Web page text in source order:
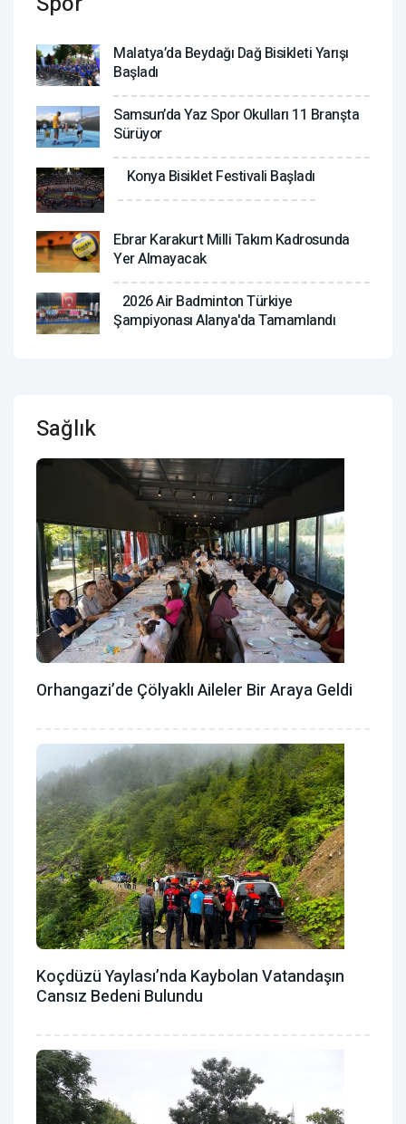
Malatya’da Beydağı Dağ Bisikleti Yarışı
Başladı
Samsun’da Yaz Spor Okulları 11 Branşta
Sürüyor
Konya Bisiklet Festivali Başladı
Ebrar Karakurt Milli Takım Kadrosunda
Yer Almayacak
2026 Air Badminton Türkiye
Şampiyonası Alanya'da Tamamlandı
Sağlık
Orhangazi’de Çölyaklı Aileler Bir Araya Geldi
Koçdüzü Yaylası’nda Kaybolan Vatandaşın
Cansız Bedeni Bulundu